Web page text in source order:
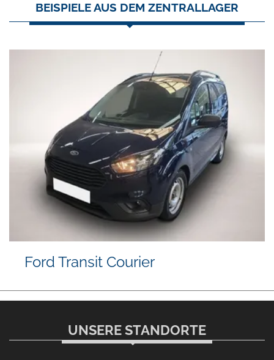
BEISPIELE AUS DEM ZENTRALLAGER
Ford Transit Courier
UNSERE STANDORTE